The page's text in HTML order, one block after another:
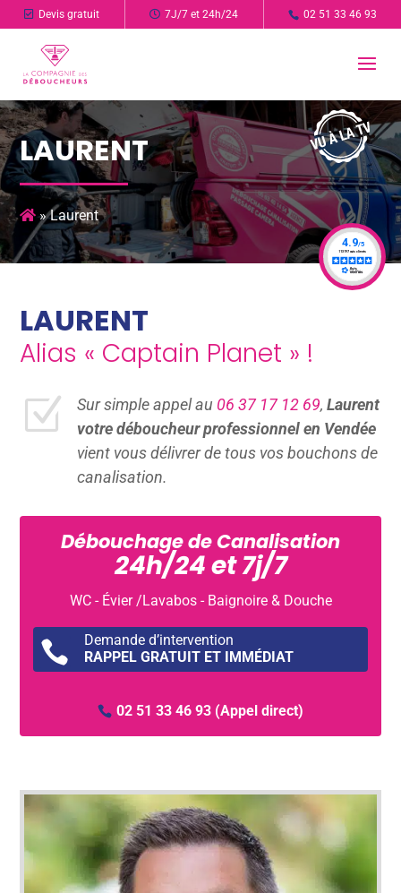
Devis gratuit 7J/7 et 24h/24 02 51 33 46 93
LAURENT
»Laurent
LAURENT
Alias « Captain Planet » !
Z Sur simple appel au 06 37 17 12 69,Laurent
votre déboucheur professionnel en Vendée
vient vous délivrer de tous vos bouchons de
canalisation.
Débouchage de Canalisation
24h/24 et 7j/7
WC - Évier /Lavabos - Baignoire & Douche

Demande d’intervention
RAPPEL GRATUIT ET IMMÉDIAT
02 51 33 46 93 (Appel direct)